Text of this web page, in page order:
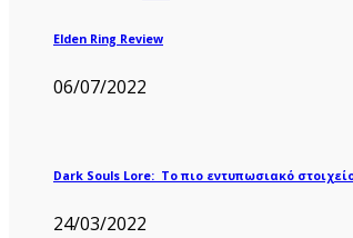
Elden Ring Review
06/07/2022
Dark Souls Lore: Το πιο εντυπωσιακό
24/03/2022